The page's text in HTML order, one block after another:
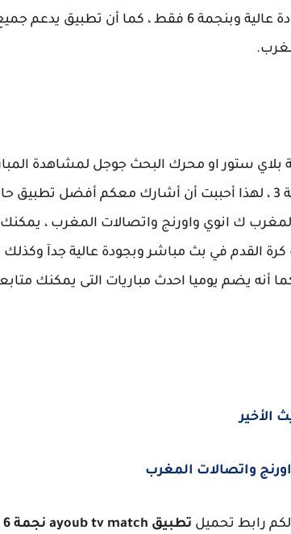
مشاهده بث مباشر وبدون تقطيع مع جودة عالية وبنجمة 6 فقط ،
ستور او محرك البحث جوجل لمشاهدة
جميع هذه تطبيقات تعمل بالانترنت نجمة 3 ، لهذا أحببت أن أشارك معكم
ك انوي واورنج واتصالات المغرب ،
كرة القدم في بث مباشر وبجودة عالية جدآ
أنه يضم يوميا احدث مباريات التى يمكنك
رابط تحميل تطبيق ayoub tv match نجمة 6